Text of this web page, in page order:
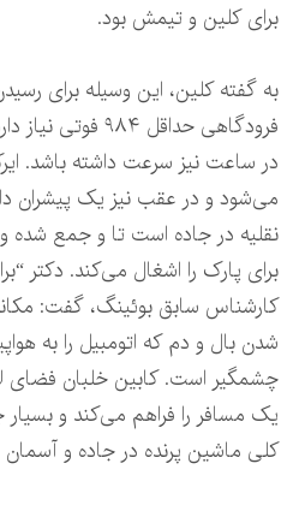
برای کلین و تیمش بود.
به گفته کلین، این وسیله برای
در ساعت نیز سرعت داشته باشد.
می‌شود و در عقب نیز یک پیشران
نقلیه در جاده است تا و جمع
کارشناس سابق بوئینگ، گفت:
شدن بال و دم که اتومبیل را به
چشمگیر است. کابین خلبان فضای
یک مسافر را فراهم می‌کند و بسیار
کلی ماشین پرنده در جاده و